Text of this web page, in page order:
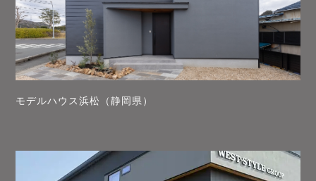
モデルハウス浜松（静岡県）